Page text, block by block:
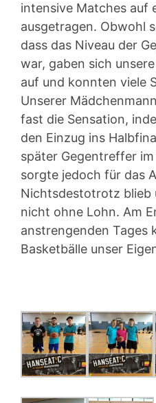
intensive Matches auf
ausgetragen. Obwohl
dass das Niveau der
war, gaben sich
auf und konnten viele
Unserer
fast die Sensation,
den Einzug ins
später Gegentreffer
sorgte jedoch für das
Nichtsdestotrotz blieb
nicht ohne Lohn. Am
anstrengenden Tages
Basketbälle unser